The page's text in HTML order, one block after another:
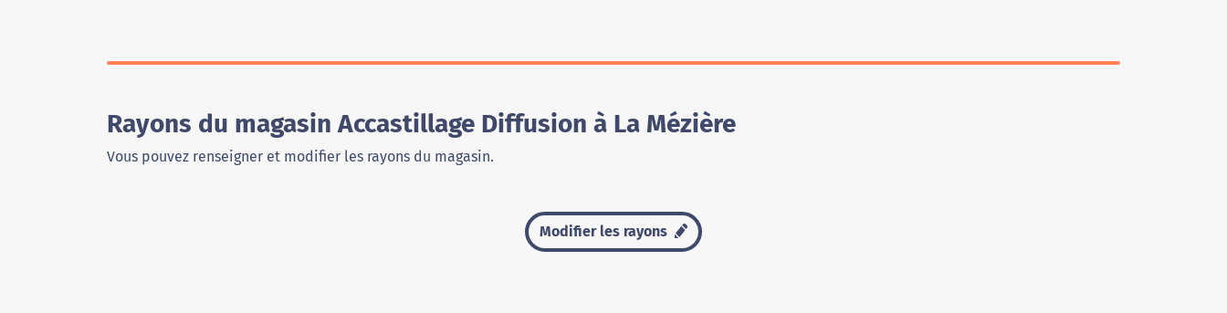
Rayons du magasin Accastillage Diffusion à La Mézière
Vous pouvez renseigner et modifier les rayons du magasin.
Modifier les rayons